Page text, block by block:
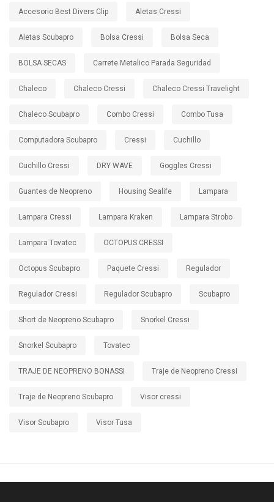
Accesorio Best Divers Clip Aletas Cressi
Aletas Scubapro Bolsa Cressi Bolsa Seca
BOLSA SECAS Carrete Metalico Parada Seguridad
Chaleco Chaleco Cressi Chaleco Cressi Travelight
Chaleco Scubapro Combo Cressi Combo Tusa
Computadora Scubapro Cressi Cuchillo
Cuchillo Cressi DRY WAVE Goggles Cressi
Guantes de Neopreno Housing Sealife Lampara
Lampara Cressi Lampara Kraken Lampara Strobo
Lampara Tovatec OCTOPUS CRESSI
Octopus Scubapro Paquete Cressi Regulador
Regulador Cressi Regulador Scubapro Scubapro
Short de Neopreno Scubapro Snorkel Cressi
Snorkel Scubapro Tovatec
TRAJE DE NEOPRENO BONASSI Traje de Neopreno Cressi
Traje de Neopreno Scubapro Visor cressi
Visor Scubapro Visor Tusa